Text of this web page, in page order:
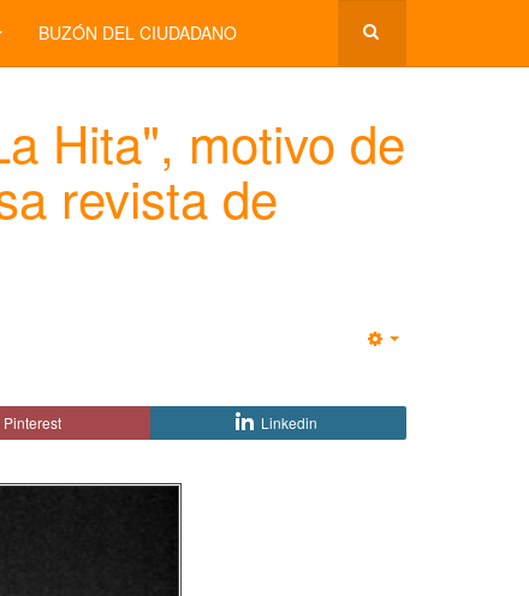
BUZÓN DEL CIUDADANO
Hita", motivo de
revista de
Pinterest Linkedin